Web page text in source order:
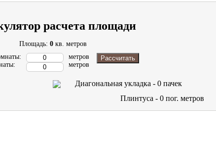
расчета площади
Площадь: 0 кв. метров
метров
метров
Рассчитать
Диагональная укладка - 0 пачек
Плинтуса - 0 пог. метров